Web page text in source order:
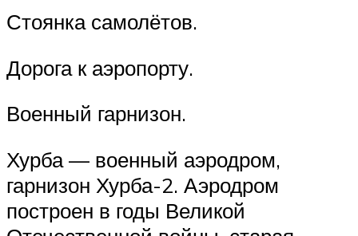
Стоянка самолётов.
Дорога к аэропорту.
Военный гарнизон.
Хурба — военный аэродром,
гарнизон Хурба-2. Аэродром
построен в годы Великой